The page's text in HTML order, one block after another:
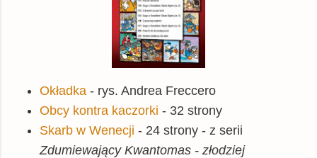
Okładka - rys. Andrea Freccero
Obcy kontra kaczorki - 32 strony
Skarb w Wenecji - 24 strony - z serii
Zdumiewający Kwantomas - złodziej